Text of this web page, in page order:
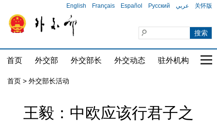
English Français Español Русский عربي 关怀版
首页 外交部 外交部长 外交动态 驻外机构 国
首页 > 外交部长活动
王毅：中欧应该行君子之